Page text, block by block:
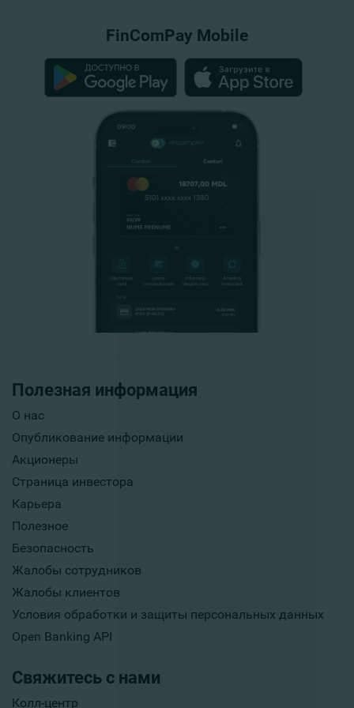
Полезная информация
О нас
Опубликование информации
Акционеры
Страница инвестора
Карьера
Полезное
Безопасность
Жалобы сотрудников
Жалобы клиентов
Условия обработки и защиты персональных данных
Open Banking API
Свяжитесь с нами
Колл-центр
FinComPay Mobile